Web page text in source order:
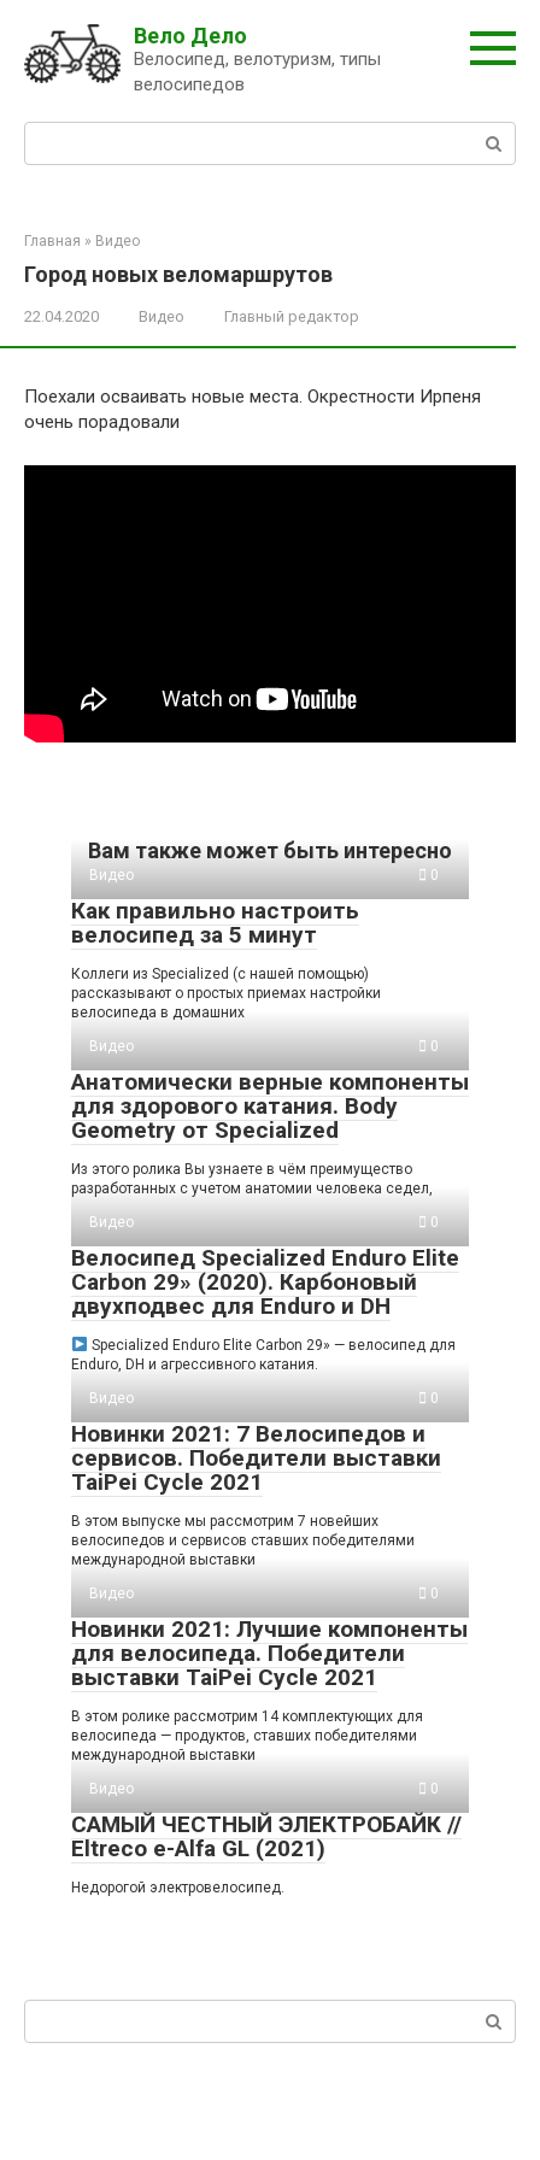
контенту
Вело Дело
Велосипед, велотуризм, типы
велосипедов
Главная » Видео
Город новых веломаршрутов
22.04.2020 Видео Главный редактор
Поехали осваивать новые места. Окрестности Ирпеня
очень порадовали
Вам также может быть интересно
Видео 0
Как правильно настроить
велосипед за 5 минут
Коллеги из Specialized (с нашей помощью)
рассказывают о простых приемах настройки
велосипеда в домашних
Видео
0
Анатомически верные компоненты
для здорового катания. Body
Geometry от Specialized
Из этого ролика Вы узнаете в чём преимущество
разработанных с учетом анатомии человека седел,
Видео
0
Велосипед Specialized Enduro Elite
Carbon 29» (2020). Карбоновый
двухподвес для Enduro и DH
Specialized Enduro Elite Carbon 29» — велосипед для
Enduro, DH и агрессивного катания.
Видео
0
Новинки 2021: 7 Велосипедов и
сервисов. Победители выставки
TaiPei Cycle 2021
В этом выпуске мы рассмотрим 7 новейших
велосипедов и сервисов ставших победителями
международной выставки
Видео
0
Новинки 2021: Лучшие компоненты
для велосипеда. Победители
выставки TaiPei Cycle 2021
В этом ролике рассмотрим 14 комплектующих для
велосипеда — продуктов, ставших победителями
международной выставки
Видео
0
САМЫЙ ЧЕСТНЫЙ ЭЛЕКТРОБАЙК //
Eltreco e-Alfa GL (2021)
Недорогой электровелосипед.